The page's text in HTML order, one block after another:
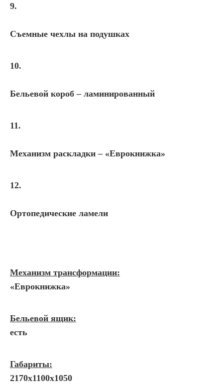
9.
Съемные чехлы на подушках
10.
Бельевой короб – ламинированный
11.
Механизм раскладки – «Еврокнижка»
12.
Ортопедические ламели
Механизм трансформации:
«Еврокнижка»
Бельевой ящик:
есть
Габариты:
2170х1100х1050